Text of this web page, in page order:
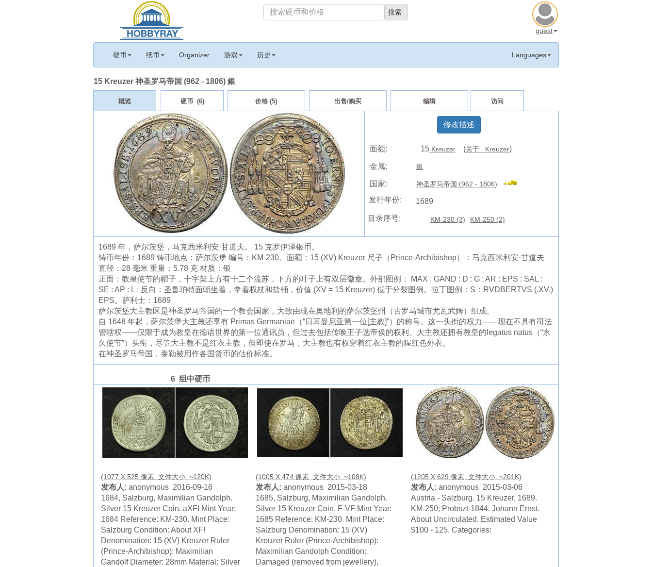
guest
硬币 纸币 Organizer 游戏 历史 Languages
15 Kreuzer 神圣罗马帝国 (962 - 1806) 銀
概览 硬币 (6) 价格 (5) 出售/购买 编辑 访问
修改描述
面额: 15Kreuzer (关于 Kreuzer)
金属: 銀
国家: 神圣罗马帝国 (962 - 1806)
发行年份: 1689
目录序号: KM-230 (3) KM-250 (2)
1689 年，萨尔茨堡，马克西米利安·甘道夫。 15 克罗伊泽银币。
铸币年份：1689 铸币地点：萨尔茨堡 编号：KM-230。面额：15 (XV) Kreuzer 尺子（Prince-Archibishop）：马克西米利安·甘道夫
直径：28 毫米 重量：5.78 克 材质：银
正面：教皇使节的帽子，十字架上方有十二个流苏，下方的叶子上有双层徽章。外部图例： MAX : GAND : D : G : AR : EPS : SAL :
SE : AP : L : 反向：圣鲁珀特面朝坐着，拿着权杖和盐桶，价值 (XV = 15 Kreuzer) 低于分裂图例。拉丁图例：S：RVDBERTVS (.XV.)
EPS。萨利士：1689
萨尔茨堡大主教区是神圣罗马帝国的一个教会国家，大致由现在奥地利的萨尔茨堡州（古罗马城市尤瓦武姆）组成。
自 1648 年起，萨尔茨堡大主教还享有 Primas Germaniae（“日耳曼尼亚第一位[主教]”）的称号。这一头衔的权力——现在不具有司法
管辖权——仅限于成为教皇在德语世界的第一位通讯员，但过去包括传唤王子选帝侯的权利。大主教还拥有教皇的legatus natus（“永
久使节”）头衔，尽管大主教不是红衣主教，但即使在罗马，大主教也有权穿着红衣主教的猩红色外衣。
在神圣罗马帝国，泰勒被用作各国货币的估价标准。
6 组中硬币
(1077 X 525 像素, 文件大小: ~120K)
发布人: anonymous 2016-09-16
1684, Salzburg, Maximilian Gandolph.
Silver 15 Kreuzer Coin. aXF! Mint Year:
1684 Reference: KM-230. Mint Place:
Salzburg Condition: About XF!
Denomination: 15 (XV) Kreuzer Ruler
(Prince-Archibishop): Maximilian
Gandolf Diameter: 28mm Material: Silver
(1005 X 474 像素, 文件大小: ~108K)
发布人: anonymous 2015-03-18
1685, Salzburg, Maximilian Gandolph.
Silver 15 Kreuzer Coin. F-VF Mint Year:
1685 Reference: KM-230. Mint Place:
Salzburg Denomination: 15 (XV)
Kreuzer Ruler (Prince-Archibishop):
Maximilian Gandolph Condition:
Damaged (removed from jewellery),
(1205 X 629 像素, 文件大小: ~201K)
发布人: anonymous 2015-03-06
Austria - Salzburg. 15 Kreuzer, 1689.
KM-250; Probszt-1844. Johann Ernst.
About Uncirculated. Estimated Value
$100 - 125. Categories: